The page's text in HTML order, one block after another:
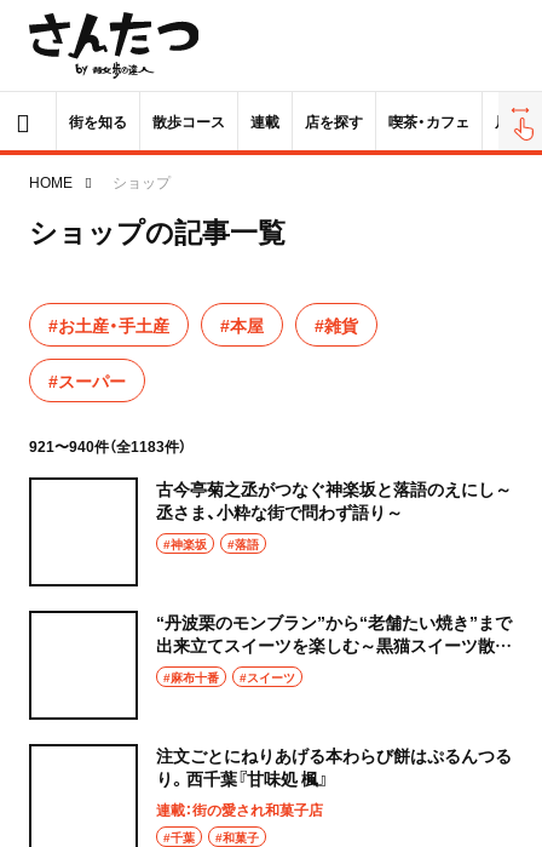
街を知る 散歩コース 連載 店を探す 喫茶・カフェ 居酒屋
HOME ショップ
ショップの記事一覧
#お土産・手土産 #本屋 #雑貨
#スーパー
921〜940件（全1183件）
古今亭菊之丞がつなぐ神楽坂と落語のえにし～
丞さま、小粋な街で問わず語り～
#神楽坂 #落語
“丹波栗のモンブラン”から“老舗たい焼き”まで
出来立てスイーツを楽しむ～黒猫スイーツ散歩
麻布十番編まとめ～
#麻布十番 #スイーツ
注文ごとにねりあげる本わらび餅はぷるんつる
り。西千葉『甘味処 楓』
連載：街の愛され和菓子店
#千葉 #和菓子